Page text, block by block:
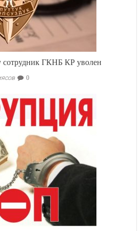
сотрудник ГКНБ КР уволен
0